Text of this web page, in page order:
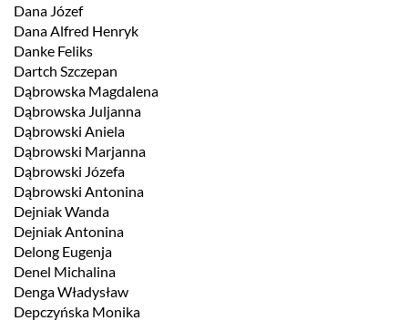
Dana Józef
Dana Alfred Henryk
Danke Feliks
Dartch Szczepan
Dąbrowska Magdalena
Dąbrowska Juljanna
Dąbrowski Aniela
Dąbrowski Marjanna
Dąbrowski Józefa
Dąbrowski Antonina
Dejniak Wanda
Dejniak Antonina
Delong Eugenja
Denel Michalina
Denga Władysław
Depczyńska Monika